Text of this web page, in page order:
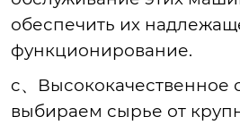
обеспечить их
функционирование.
c、Высококачественное
выбираем сырье от